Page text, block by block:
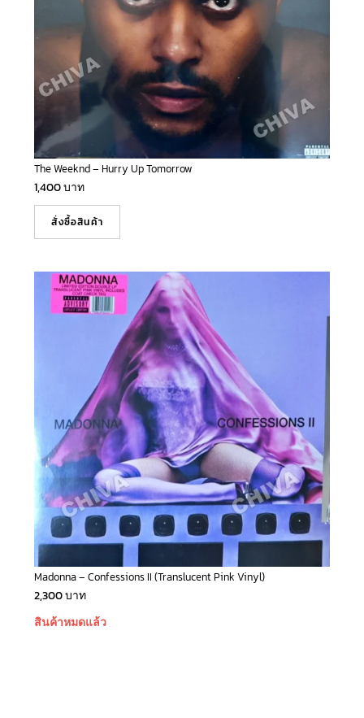
The Weeknd – Hurry Up Tomorrow
1,400บาท
สั่งซื้อสินค้า
Madonna – Confessions II (Translucent Pink Vinyl)
2,300บาท
สินค้าหมดแล้ว